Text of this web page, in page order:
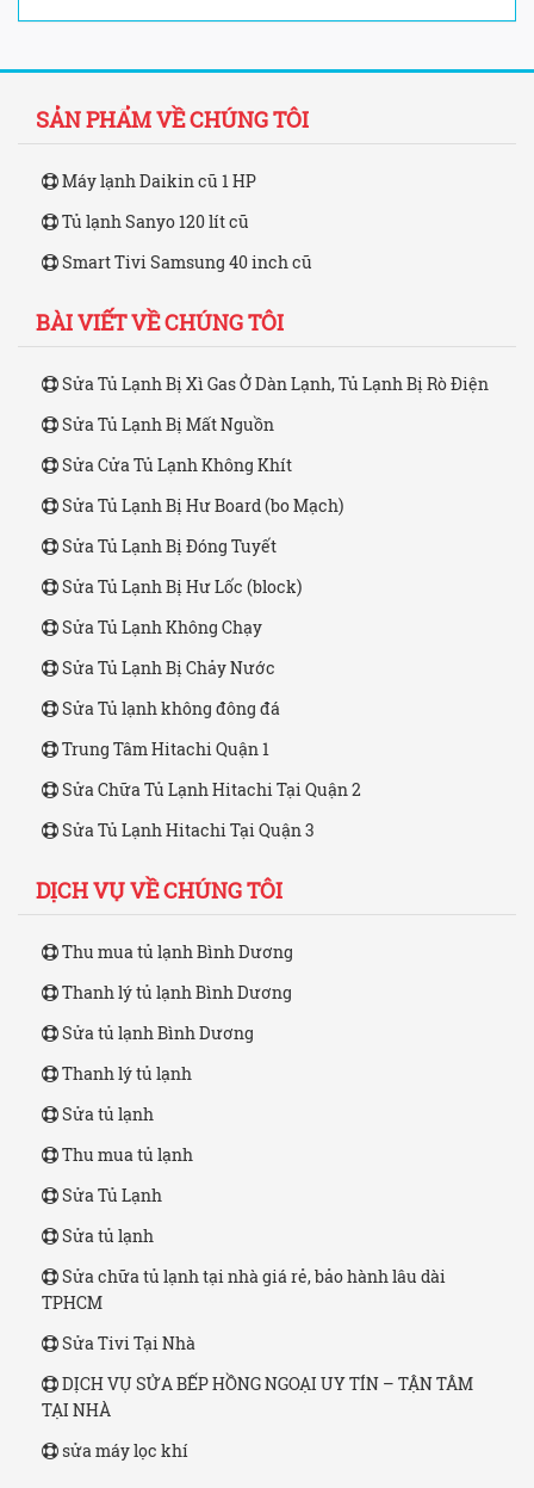
SẢN PHẨM VỀ CHÚNG TÔI
Máy lạnh Daikin cũ 1 HP
Tủ lạnh Sanyo 120 lít cũ
Smart Tivi Samsung 40 inch cũ
BÀI VIẾT VỀ CHÚNG TÔI
Sửa Tủ Lạnh Bị Xì Gas Ở Dàn Lạnh, Tủ Lạnh Bị Rò Điện
Sửa Tủ Lạnh Bị Mất Nguồn
Sửa Cửa Tủ Lạnh Không Khít
Sửa Tủ Lạnh Bị Hư Board (bo Mạch)
Sửa Tủ Lạnh Bị Đóng Tuyết
Sửa Tủ Lạnh Bị Hư Lốc (block)
Sửa Tủ Lạnh Không Chạy
Sửa Tủ Lạnh Bị Chảy Nước
Sửa Tủ lạnh không đông đá
Trung Tâm Hitachi Quận 1
Sửa Chữa Tủ Lạnh Hitachi Tại Quận 2
Sửa Tủ Lạnh Hitachi Tại Quận 3
DỊCH VỤ VỀ CHÚNG TÔI
Thu mua tủ lạnh Bình Dương
Thanh lý tủ lạnh Bình Dương
Sửa tủ lạnh Bình Dương
Thanh lý tủ lạnh
Sửa tủ lạnh
Thu mua tủ lạnh
Sửa Tủ Lạnh
Sửa tủ lạnh
Sửa chữa tủ lạnh tại nhà giá rẻ, bảo hành lâu dài
TPHCM
Sửa Tivi Tại Nhà
DỊCH VỤ SỬA BẾP HỒNG NGOẠI UY TÍN – TẬN TÂM
TẠI NHÀ
sửa máy lọc khí